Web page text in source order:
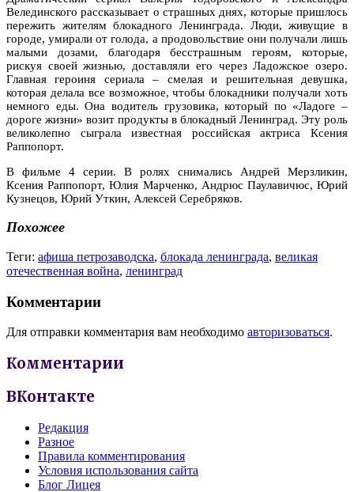
Велединского рассказывает о страшных днях, которые пришлось
пережить жителям блокадного Ленинграда. Люди, живущие в
городе, умирали от голода, а продовольствие они получали лишь
малыми дозами, благодаря бесстрашным героям, которые,
рискуя своей жизнью, доставляли его через Ладожское озеро.
Главная героиня сериала – смелая и решительная девушка,
которая делала все возможное, чтобы блокадники получали хоть
немного еды. Она водитель грузовика, который по «Ладоге –
дороге жизни» возит продукты в блокадный Ленинград. Эту роль
великолепно сыграла известная российская актриса Ксения
Раппопорт.
В фильме 4 серии. В ролях снимались Андрей Мерзликин,
Ксения Раппопорт, Юлия Марченко, Андрюс Паулавичюс, Юрий
Кузнецов, Юрий Уткин, Алексей Серебряков.
Похожее
Теги: афиша петрозаводска, блокада ленинграда, великая
отечественная война, ленинград
Комментарии
Для отправки комментария вам необходимо авторизоваться.
Комментарии
ВКонтакте
Редакция
Разное
Правила комментирования
Условия использования сайта
Блог Лицея